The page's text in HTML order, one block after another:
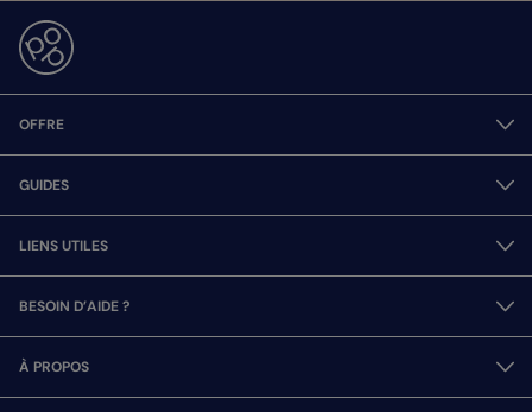
OFFRE
GUIDES
LIENS UTILES
BESOIN D’AIDE ?
À PROPOS